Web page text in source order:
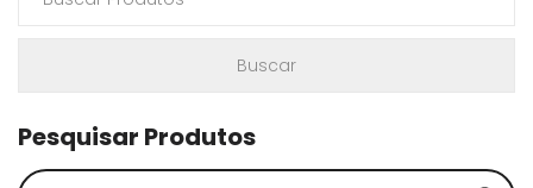
Pesquisar Produtos